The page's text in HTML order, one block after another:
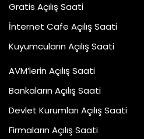
Gratis Açılış Saati
İnternet Cafe Açılış Saati
Kuyumcuların Açılış Saati
AVM’lerin Açılış Saati
Bankaların Açılış Saati
Devlet Kurumları Açılış Saati
Firmaların Açılış Saati